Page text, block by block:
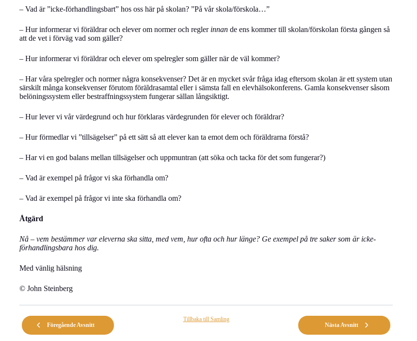
– Vad är ”icke-förhandlingsbart” hos oss här på skolan? ”På vår skola/förskola…”
– Hur informerar vi föräldrar och elever om normer och regler innan de ens kommer till skolan/förskolan första gången så
att de vet i förväg vad som gäller?
– Hur informerar vi föräldrar och elever om spelregler som gäller när de väl kommer?
– Har våra spelregler och normer några konsekvenser? Det är en mycket svår fråga idag eftersom skolan är ett system utan
särskilt många konsekvenser förutom föräldrasamtal eller i sämsta fall en elevhälsokonferens. Gamla konsekvenser såsom
belöningssystem eller bestraffningssystem fungerar sällan långsiktigt.
– Hur lever vi vår värdegrund och hur förklaras värdegrunden för elever och föräldrar?
– Hur förmedlar vi ”tillsägelser” på ett sätt så att elever kan ta emot dem och föräldrarna förstå?
– Har vi en god balans mellan tillsägelser och uppmuntran (att söka och tacka för det som fungerar?)
– Vad är exempel på frågor vi ska förhandla om?
– Vad är exempel på frågor vi inte ska förhandla om?
Åtgärd
Nå – vem bestämmer var eleverna ska sitta, med vem, hur ofta och hur länge? Ge exempel på tre saker som är icke-
förhandlingsbara hos dig.
Med vänlig hälsning
© John Steinberg
Föregående Avsnitt
Tillbaka till Samling
Nästa Avsnitt